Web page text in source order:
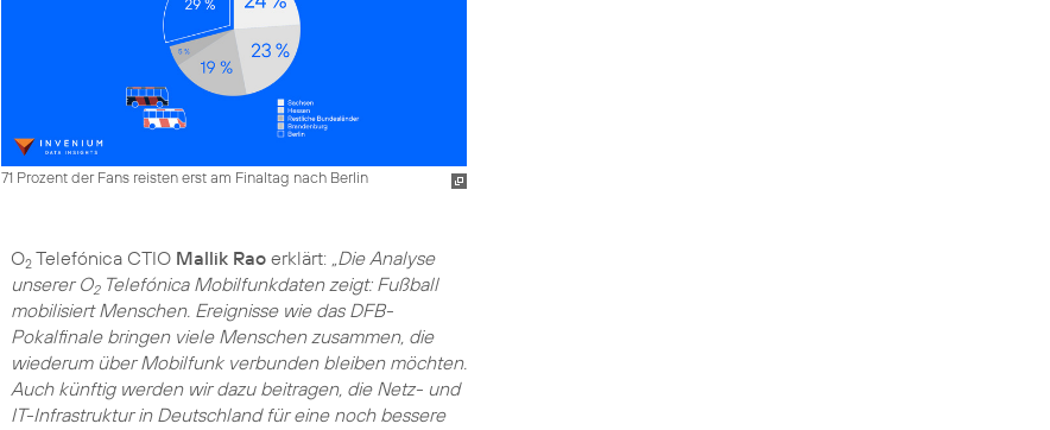
71 Prozent der Fans reisten erst am Finaltag nach Berlin
O2Telefónica CTIO Mallik Raoerklärt: „Die Analyse
unserer O2Telefónica Mobilfunkdaten zeigt: Fußball
mobilisiert Menschen. Ereignisse wie das DFB-
Pokalfinale bringen viele Menschen zusammen, die
wiederum über Mobilfunk verbunden bleiben möchten.
Auch künftig werden wir dazu beitragen, die Netz- und
IT-Infrastruktur in Deutschland für eine noch bessere